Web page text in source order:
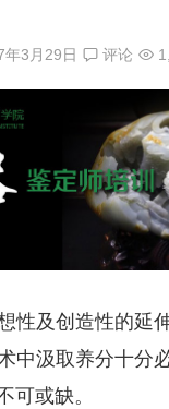
年3月29日 评论
性及创造性的延
中汲取养分十分
可或缺。